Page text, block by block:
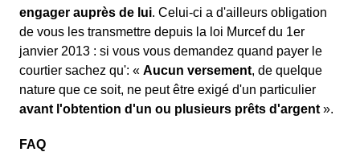
engager auprès de lui. Celui-ci a d'ailleurs obligation
de vous les transmettre depuis la loi Murcef du 1er
janvier 2013 : si vous vous demandez quand payer le
courtier sachez qu': « Aucun versement, de quelque
nature que ce soit, ne peut être exigé d'un particulier
avant l'obtention d'un ou plusieurs prêts d'argent ».
FAQ